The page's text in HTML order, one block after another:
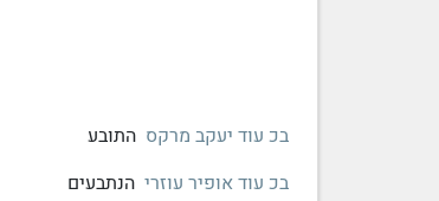
בכ עוד יעקב מרקס התובע
בכ עוד אופיר עוזרי הנתבעים